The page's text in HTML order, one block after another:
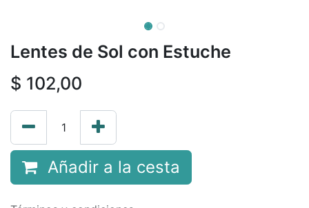
Lentes de Sol con Estuche
$ 102,00
Añadir a la cesta